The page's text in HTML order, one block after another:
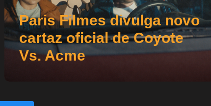
Paris Filmes divulga novo
cartaz oficial de Coyote
Vs. Acme